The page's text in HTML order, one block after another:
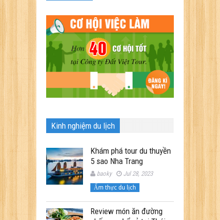
Kinh nghiệm du lịch
Khám phá tour du thuyền
5 sao Nha Trang
baoky Jul 28, 2023
Ẩm thực du lịch
Review món ăn đường